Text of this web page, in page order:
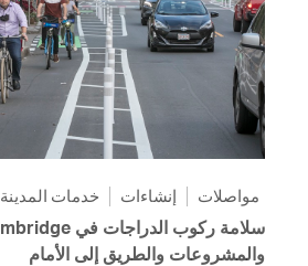
مواصلات إنشاءات خدمات المدينة
والمشروعات والطريق إلى الأمام